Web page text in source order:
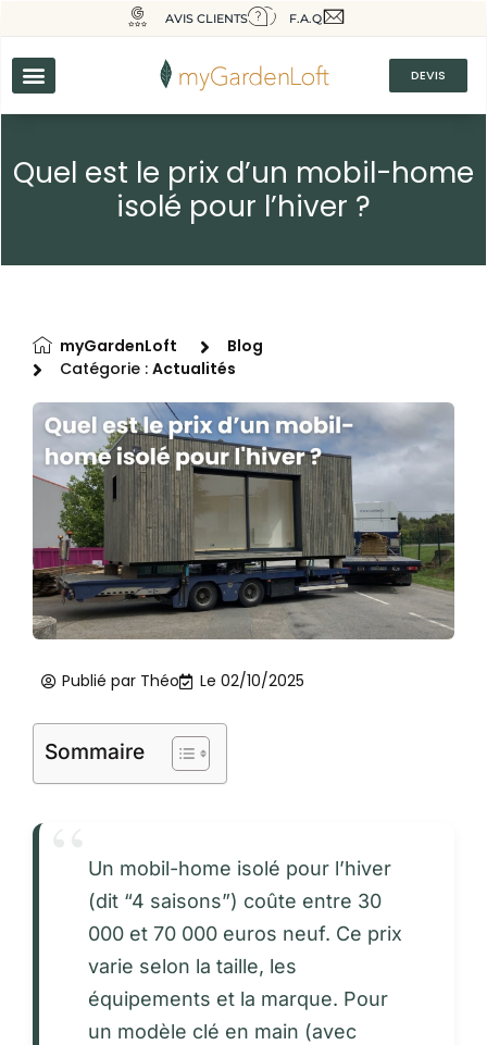
AVIS CLIENTS F.A.Q
DEVIS
Quel est le prix d’un mobil-home
isolé pour l’hiver ?
myGardenLoft
Blog
Catégorie : Actualités
Publié par Théo Le 02/10/2025
Sommaire
Un mobil-home isolé pour l’hiver
(dit “4 saisons”) coûte entre 30
000 et 70 000 euros neuf. Ce prix
varie selon la taille, les
équipements et la marque. Pour
un modèle clé en main (avec